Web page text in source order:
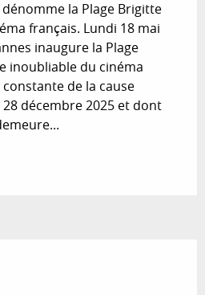
la Plage Brigitte
français. Lundi 18 mai
inaugure la Plage
inoubliable du cinéma
de la cause
décembre 2025 et dont